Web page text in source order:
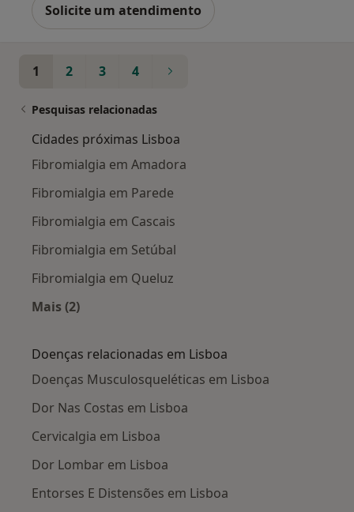
Solicite um atendimento
1 2 3 4
Pesquisas relacionadas
Cidades próximas Lisboa
Fibromialgia em Amadora
Fibromialgia em Parede
Fibromialgia em Cascais
Fibromialgia em Setúbal
Fibromialgia em Queluz
Mais (2)
Doenças relacionadas em Lisboa
Doenças Musculosqueléticas em Lisboa
Dor Nas Costas em Lisboa
Cervicalgia em Lisboa
Dor Lombar em Lisboa
Entorses E Distensões em Lisboa